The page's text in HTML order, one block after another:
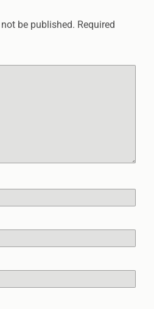
be published. Required